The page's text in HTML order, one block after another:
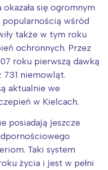
okazała się ogromnym
popularnością wśród
także w tym roku
ochronnych. Przez
roku pierwszą dawką
731 niemowląt.
aktualnie we
w Kielcach.
posiadają jeszcze
Taki system
życia i jest w pełni